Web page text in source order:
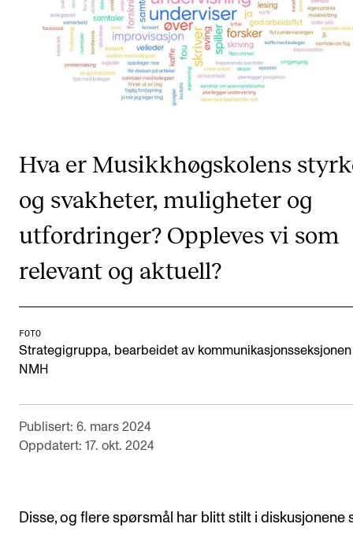
VERKTØY OG HJELP
IT og digitale tjenester
Rom og bygg
Alle hjelpesider
UNDERVISNING OG STUDENTSTØTTE
Eksamen og vitnemål
Utvikling av studieplaner og kurs
Digitale ressurser for undervisning
Søknad og opptak
Om FoU på NMH
Hva er Musikkhøgskolens
og svakheter, muligheter og
utfordringer? Oppleves vi som
relevant og aktuell?
FOTO
Strategigruppa, bearbeidet av
NMH
Publisert: 6. mars 2024
Oppdatert: 17. okt. 2024
Disse, og flere spørsmål har blitt stilt i diskusjonene